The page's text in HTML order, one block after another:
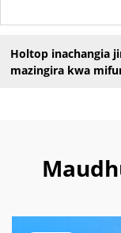
Holtop inachangia
mazingira kwa